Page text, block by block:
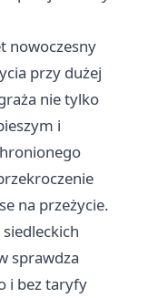
nowoczesny
przy dużej
nie tylko
i
na przeżycie.
siedleckich
sprawdza
i bez taryfy